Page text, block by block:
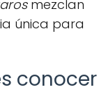
mezclan
única para
conocer